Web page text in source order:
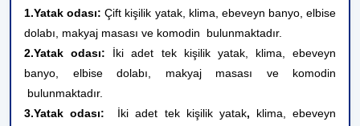
1.Yatak odası:Çift kişilik yatak, klima, ebeveyn banyo, elbise
dolabı, makyaj masası ve komodin bulunmaktadır.
2.Yatak odası: İki adet tek kişilik yatak, klima, ebeveyn
banyo, elbise dolabı, makyaj masası ve komodin
bulunmaktadır.
3.Yatak odası: İki adet tek kişilik yatak, klima, ebeveyn